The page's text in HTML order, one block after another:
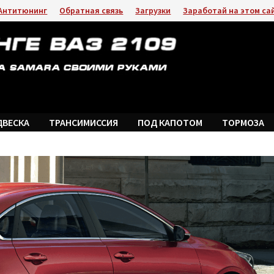
Обратная связь Загрузки Заработай на этом
ТРАНСИМИССИЯ ПОД КАПОТОМ ТОРМОЗА